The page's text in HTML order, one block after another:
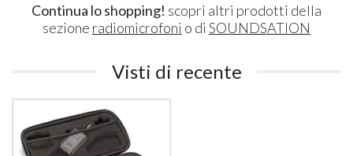
Continua lo shopping! scopri altri prodotti della
sezione radiomicrofoni o di SOUNDSATION
Visti di recente